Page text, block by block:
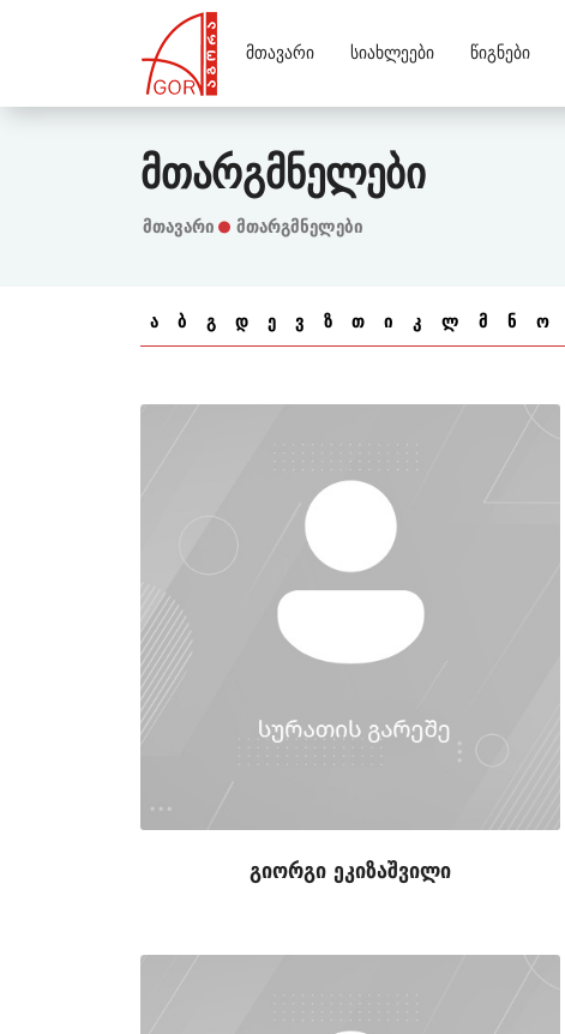
Მთავარი Სიახლეები Წიგნები
Მთარგმნელები
Მთავარი მთარგმნელები
ა ბ გ დ ე ვ ზ თ ი კ ლ მ ნ ო
გიორგი ეკიზაშვილი